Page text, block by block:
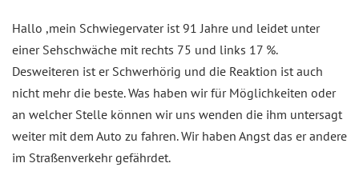
Hallo ,mein Schwiegervater ist 91 Jahre und leidet unter
einer Sehschwäche mit rechts 75 und links 17 %.
Desweiteren ist er Schwerhörig und die Reaktion ist auch
nicht mehr die beste. Was haben wir für Möglichkeiten oder
an welcher Stelle können wir uns wenden die ihm untersagt
weiter mit dem Auto zu fahren. Wir haben Angst das er andere
im Straßenverkehr gefährdet.